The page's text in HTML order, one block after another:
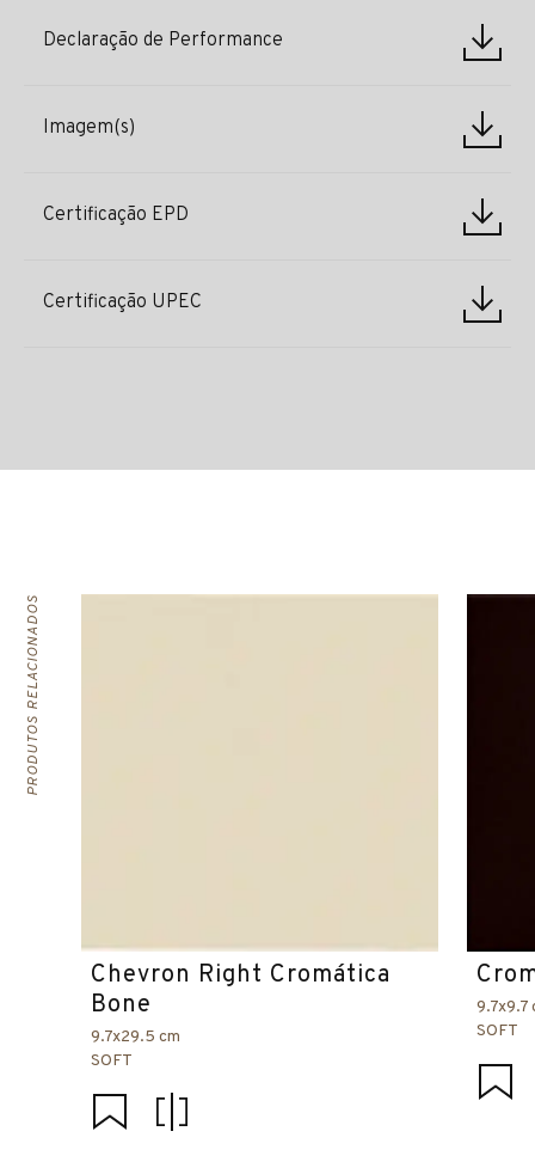
Declaração de Performance
Imagem(s)
Certificação EPD
Certificação UPEC
PRODUTOS RELACIONADOS
Chevron Right Cromática
Bone
9.7x29.5 cm
SOFT
9.7x9.7
SOFT